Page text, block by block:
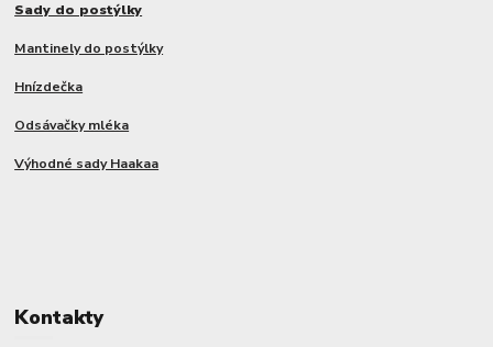
Sady do postýlky
Mantinely do postýlky
Hnízdečka
Odsávačky mléka
Výhodné sady Haakaa
Kontakty